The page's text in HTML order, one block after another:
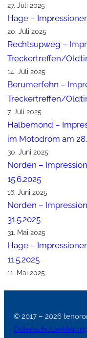
27. Juli 2025
Hage –
20. Juli 2025
Rechtsupweg –
Treckertreffen/
14. Juli 2025
Berumerfehn –
Treckertreffen/
7. Juli 2025
Halbemond –
im Motodrom am
30. Juni 2025
Norden –
15.6.2025
16. Juni 2025
Norden –
31.5.2025
31. Mai 2025
Hage –
11.5.2025
11. Mai 2025
© 2017 – 2026